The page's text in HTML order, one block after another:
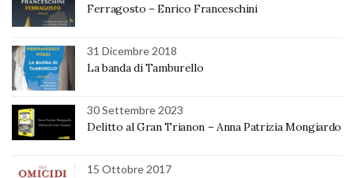
Ferragosto – Enrico Franceschini
31 Dicembre 2018
La banda di Tamburello
30 Settembre 2023
Delitto al Gran Trianon – Anna Patrizia Mongiardo
15 Ottobre 2017